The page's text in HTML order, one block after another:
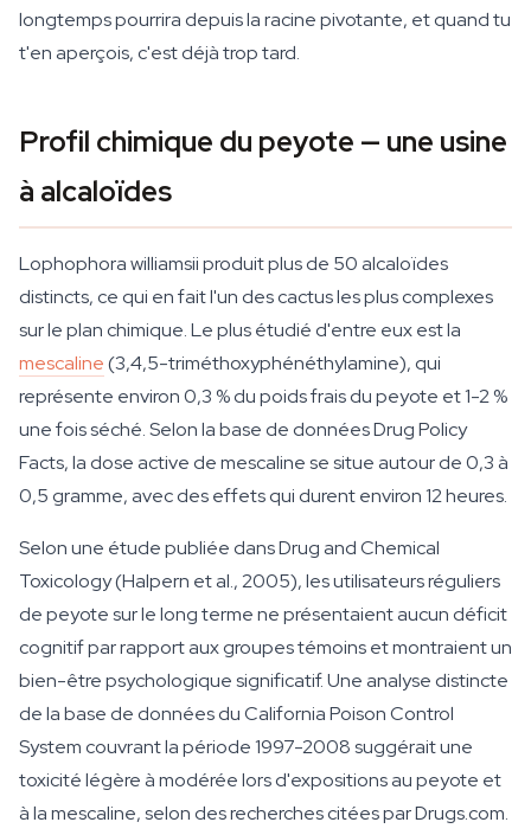
longtemps pourrira depuis la racine pivotante, et quand tu
t'en aperçois, c'est déjà trop tard.
Profil chimique du peyote — une usine
à alcaloïdes
Lophophora williamsii produit plus de 50 alcaloïdes
distincts, ce qui en fait l'un des cactus les plus complexes
sur le plan chimique. Le plus étudié d'entre eux est la
mescaline(3,4,5-triméthoxyphénéthylamine), qui
représente environ 0,3 % du poids frais du peyote et 1-2 %
une fois séché. Selon la base de données Drug Policy
Facts, la dose active de mescaline se situe autour de 0,3 à
0,5 gramme, avec des effets qui durent environ 12 heures.
Selon une étude publiée dans Drug and Chemical
Toxicology (Halpern et al., 2005), les utilisateurs réguliers
de peyote sur le long terme ne présentaient aucun déficit
cognitif par rapport aux groupes témoins et montraient un
bien-être psychologique significatif. Une analyse distincte
de la base de données du California Poison Control
System couvrant la période 1997-2008 suggérait une
toxicité légère à modérée lors d'expositions au peyote et
à la mescaline, selon des recherches citées par Drugs.com.